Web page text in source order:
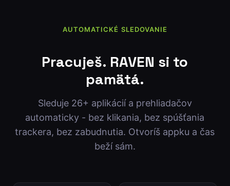
AUTOMATICKÉ SLEDOVANIE
Pracuješ. RAVEN si to
pamätá.
Sleduje 26+ aplikácií a prehliadačov
automaticky - bez klikania, bez spúšťania
trackera, bez zabudnutia. Otvoríš appku a čas
beží sám.